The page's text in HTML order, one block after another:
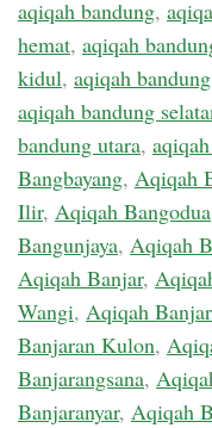
aqiqah bandung,
hemat, aqiqah
kidul, aqiqah
aqiqah bandung
bandung utara,
Bangbayang, Aqiqah
Ilir, Aqiqah Bangodua
Bangunjaya, Aqiqah
Aqiqah Banjar,
Wangi, Aqiqah
Banjaran Kulon,
Banjarangsana,
Banjaranyar, Aqiqah